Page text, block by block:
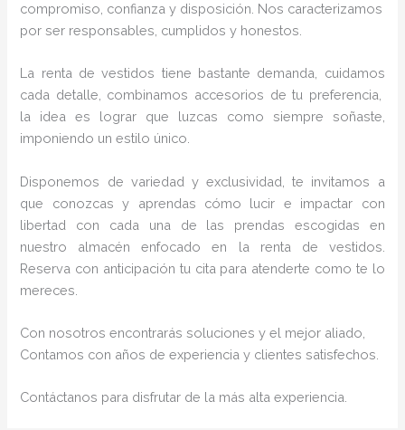
compromiso, confianza y disposición. Nos caracterizamos
por ser responsables, cumplidos y honestos.
La renta de vestidos tiene bastante demanda, cuidamos
cada detalle, combinamos accesorios de tu preferencia,
la idea es lograr que luzcas como siempre soñaste,
imponiendo un estilo único.
Disponemos de variedad y exclusividad, te invitamos a
que conozcas y aprendas cómo lucir e impactar con
libertad con cada una de las prendas escogidas en
nuestro almacén enfocado en la renta de vestidos.
Reserva con anticipación tu cita para atenderte como te lo
mereces.
Con nosotros encontrarás soluciones y el mejor aliado,
Contamos con años de experiencia y clientes satisfechos.
Contáctanos para disfrutar de la más alta experiencia.